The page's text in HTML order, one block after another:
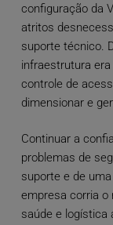
configuração da
atritos
suporte técnico.
infraestrutura
controle de
dimensionar e
Continuar a
problemas de
suporte e de
empresa corria o
saúde e logística